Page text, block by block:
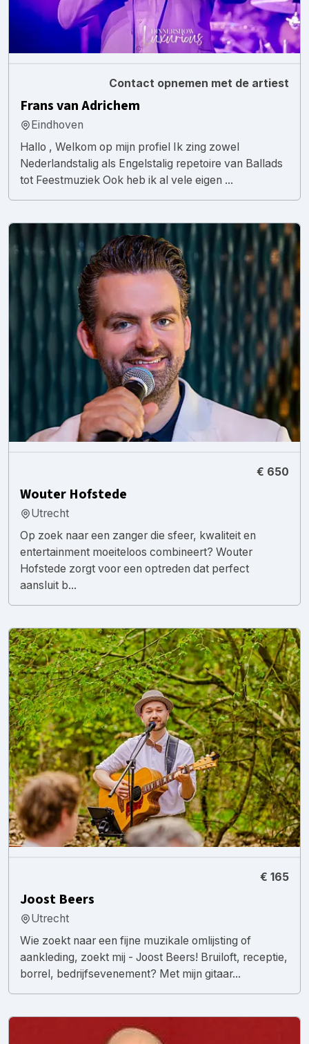
Contact opnemen met de artiest
Frans van Adrichem
Eindhoven
Hallo , Welkom op mijn profiel Ik zing zowel
Nederlandstalig als Engelstalig repetoire van Ballads
tot Feestmuziek Ook heb ik al vele eigen ...
€ 650
Wouter Hofstede
Utrecht
Op zoek naar een zanger die sfeer, kwaliteit en
entertainment moeiteloos combineert? Wouter
Hofstede zorgt voor een optreden dat perfect
aansluit b...
€ 165
Joost Beers
Utrecht
Wie zoekt naar een fijne muzikale omlijsting of
aankleding, zoekt mij - Joost Beers! Bruiloft, receptie,
borrel, bedrijfsevenement? Met mijn gitaar...